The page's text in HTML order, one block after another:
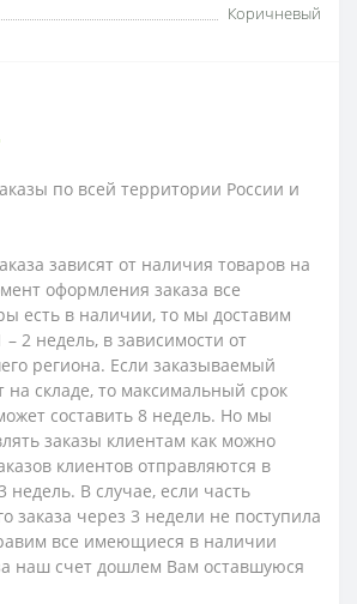
Коричневый
по всей территории России и
зависят от наличия товаров на
оформления заказа все
есть в наличии, то мы доставим
– 2 недель, в зависимости от
региона. Если заказываемый
на складе, то максимальный срок
составить 8 недель. Но мы
заказы клиентам как можно
клиентов отправляются в
В случае, если часть
заказа через 3 недели не поступила
все имеющиеся в наличии
наш счет дошлем Вам оставшуюся